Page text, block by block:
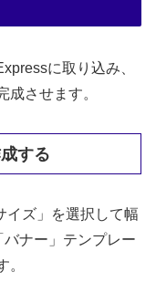
に取り込み、
成させます。
する
イズ」を選択して幅
ナー」テンプレー
。